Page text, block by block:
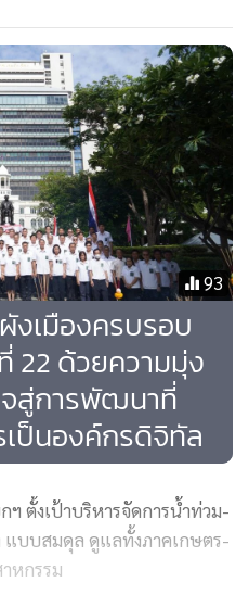
น รัฐบาลต้องไม่กลัวเวลา
มที่จะให้นักธุรกิจไปด้วย โดยจะ
โชว์ในต่างประเทศ มีความ
กลงทุนทั่วโลกไม่ว่าจะเป็นที่
นโยบายอย่างไร มีความเสี่ยง
เราจะมีบริษัทใหญ่ใหญ่ตามไป
าวเราจะมีบริษัทขนาดกลาง
ชื้อเชิญการไปบอกกล่าวว่า
จะมาลงทุน
ของรัฐที่ต้องมีการปรับปรุงการ
รพูดคุยกับผู้จัดการ
ว่าตลาดหลักทรัพย์ไทยนั้นมี
ในการเอาบริษัทต่างประเทศ
อกไปโรดโชว์ส่งสัญญาณว่า
มาะสมในการลงทุน
ต้องมาช่วยกันพูดช่วยกันให้
93
งเมืองครบรอบ
22 ด้วยความมุ่ง
สู่การพัฒนาที่
ป็นองค์กรดิจิทัล
ฯ ตั้งเป้าบริหารจัดการน้ำท่วม-
แบบสมดุล ดูแลทั้งภาคเกษตร-
หกรรม